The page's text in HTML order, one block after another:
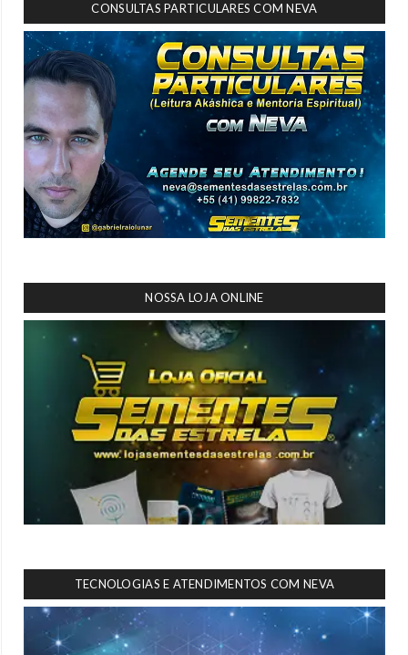
CONSULTAS PARTICULARES COM NEVA
NOSSA LOJA ONLINE
TECNOLOGIAS E ATENDIMENTOS COM NEVA